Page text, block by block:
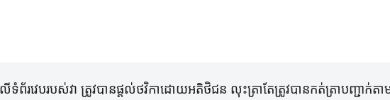
ព័រវេបរបស់វា ត្រូវបានផ្តល់ថវិកាដោយអតិថិជន លុះត្រាតែត្រូវបានកត់ត្រាបញ្ជាក់តា